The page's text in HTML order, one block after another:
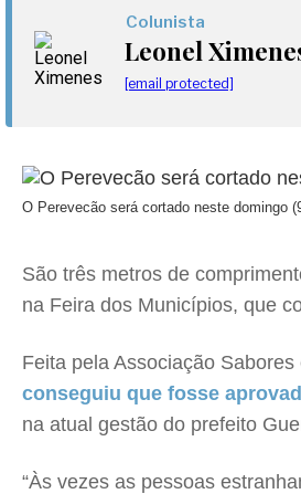
Colunista
Leonel
[email protected]
O Perevecão será cortado neste domingo
São três metros de
na Feira dos Municípios, que
Feita pela Associação
conseguiu que fosse
na atual gestão do prefeito
“Às vezes as pessoas